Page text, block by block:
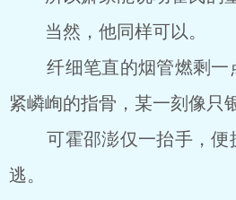
当然，他同样可以。
纤细笔直的烟管燃剩一
紧嶙峋的指骨，某一刻像只
可霍邵澎仅一抬手，便
逃。